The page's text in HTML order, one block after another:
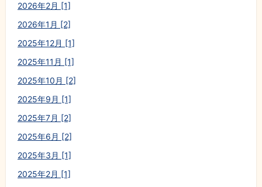
2026年2月 [1]
2026年1月 [2]
2025年12月 [1]
2025年11月 [1]
2025年10月 [2]
2025年9月 [1]
2025年7月 [2]
2025年6月 [2]
2025年3月 [1]
2025年2月 [1]